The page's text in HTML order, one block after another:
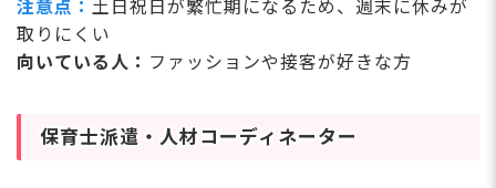
注意点： 土日祝日が繁忙期になるため、週末に休みが
取りにくい
向いている人： ファッションや接客が好きな方
保育士派遣・人材コーディネーター